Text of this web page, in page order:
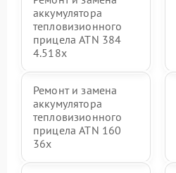
аккумулятора
тепловизионного
прицела ATN 384
4.518x
Ремонт и замена
аккумулятора
тепловизионного
прицела ATN 160
36x